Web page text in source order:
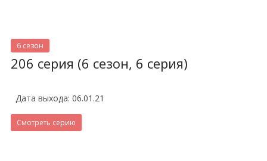
6 сезон
206 серия (6 сезон, 6 серия)
Дата выхода: 06.01.21
Смотреть серию